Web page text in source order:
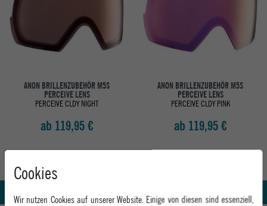
ANON BRILLENZUBEHÖR M5S
PERCEIVE LENS
PERCEIVE CLDY NIGHT
ab 119,95 €
ANON BRILLENZUBEHÖR M5S
PERCEIVE LENS
PERCEIVE CLDY PINK
ab 119,95 €
Whatsapp Support
Cookies
Wir nutzen Cookies auf unserer Website. Einige von diesen sind essenziell,